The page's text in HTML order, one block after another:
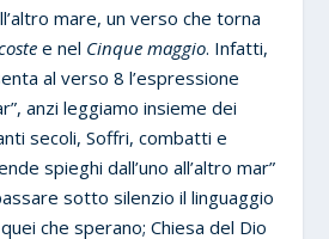
mare, un verso che torna
e nel Cinque maggio. Infatti,
al verso 8 l’espressione
anzi leggiamo insieme dei
secoli, Soffri, combatti e
spieghi dall’uno all’altro mar”
sotto silenzio il linguaggio
che sperano; Chiesa del Dio